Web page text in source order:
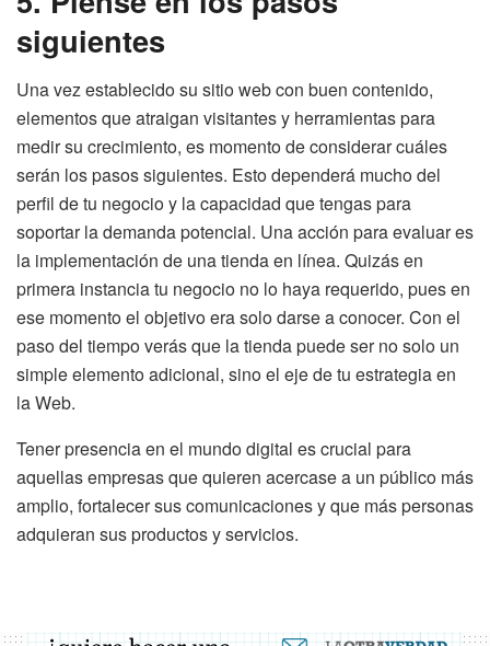
siguientes
Una vez establecido su sitio web con buen contenido,
elementos que atraigan visitantes y herramientas para
medir su crecimiento, es momento de considerar cuáles
serán los pasos siguientes. Esto dependerá mucho del
perfil de tu negocio y la capacidad que tengas para
soportar la demanda potencial. Una acción para evaluar es
la implementación de una tienda en línea. Quizás en
primera instancia tu negocio no lo haya requerido, pues en
ese momento el objetivo era solo darse a conocer. Con el
paso del tiempo verás que la tienda puede ser no solo un
simple elemento adicional, sino el eje de tu estrategia en
la Web.
Tener presencia en el mundo digital es crucial para
aquellas empresas que quieren acercase a un público más
amplio, fortalecer sus comunicaciones y que más personas
adquieran sus productos y servicios.